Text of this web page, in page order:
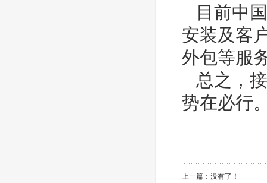
目前中
安装及客
外包等服
总之，
势在必行
上一篇：没有了！